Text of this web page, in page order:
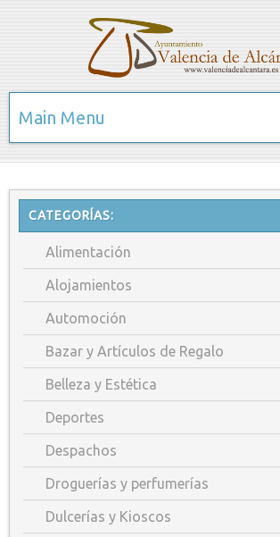
Main Menu
CATEGORÍAS:
Alimentación
Alojamientos
Automoción
Bazar y Artículos de Regalo
Belleza y Estética
Deportes
Despachos
Droguerías y perfumerías
Dulcerías y Kioscos